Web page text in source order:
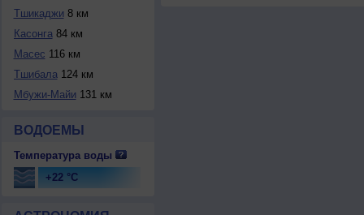
Тшикаджи 8 км
Касонга84 км
Масес 116 км
Тшибала124 км
Мбужи-Майи 131 км
ВОДОЕМЫ
Температура воды
+22 °C